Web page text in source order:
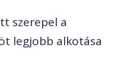
szerepel a
legjobb alkotása